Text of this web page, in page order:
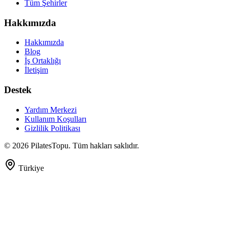
Tüm Şehirler
Hakkımızda
Hakkımızda
Blog
İş Ortaklığı
İletişim
Destek
Yardım Merkezi
Kullanım Koşulları
Gizlilik Politikası
© 2026 PilatesTopu. Tüm hakları saklıdır.
Türkiye